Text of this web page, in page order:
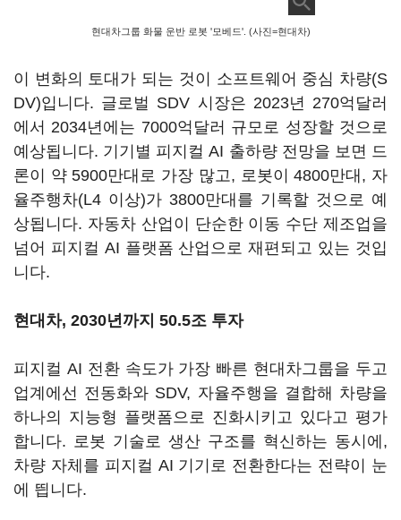
현대차그룹 화물 운반 로봇 '모베드'. (사진=현대차)
이 변화의 토대가 되는 것이 소프트웨어 중심 차량(S
DV)입니다. 글로벌 SDV 시장은 2023년 270억달러
에서 2034년에는 7000억달러 규모로 성장할 것으로
예상됩니다. 기기별 피지컬 AI 출하량 전망을 보면 드
론이 약 5900만대로 가장 많고, 로봇이 4800만대, 자
율주행차(L4 이상)가 3800만대를 기록할 것으로 예
상됩니다. 자동차 산업이 단순한 이동 수단 제조업을
넘어 피지컬 AI 플랫폼 산업으로 재편되고 있는 것입
니다.
현대차, 2030년까지 50.5조 투자
피지컬 AI 전환 속도가 가장 빠른 현대차그룹을 두고
업계에선 전동화와 SDV, 자율주행을 결합해 차량을
하나의 지능형 플랫폼으로 진화시키고 있다고 평가
합니다. 로봇 기술로 생산 구조를 혁신하는 동시에,
차량 자체를 피지컬 AI 기기로 전환한다는 전략이 눈
에 띕니다.